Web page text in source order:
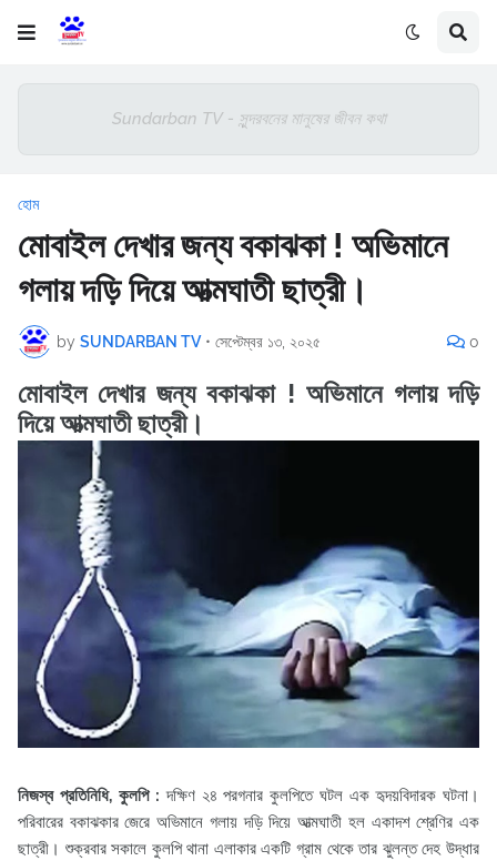
Sundarban TV - সুন্দরবনের মানুষের জীবন কথা
হোম
মোবাইল দেখার জন্য বকাঝকা ! অভিমানে
গলায় দড়ি দিয়ে আত্মঘাতী ছাত্রী।
by SUNDARBAN TV • সেপ্টেম্বর ১৩, ২০২৫ 0
মোবাইল দেখার জন্য বকাঝকা ! অভিমানে গলায় দড়ি
দিয়ে আত্মঘাতী ছাত্রী।
নিজস্ব প্রতিনিধি, কুলপি : দক্ষিণ ২৪ পরগনার কুলপিতে ঘটল এক হৃদয়বিদারক ঘটনা।
পরিবারের বকাঝকার জেরে অভিমানে গলায় দড়ি দিয়ে আত্মঘাতী হল একাদশ শ্রেণির এক
ছাত্রী। শুক্রবার সকালে কুলপি থানা এলাকার একটি গ্রাম থেকে তার ঝুলন্ত দেহ উদ্ধার